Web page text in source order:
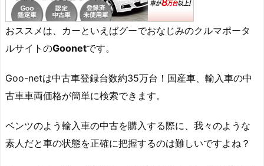
おススメは、カーといえばグーでおなじみのクルマポータ
ルサイトのGoonetです。
Goo-netは中古車登録台数約35万台！国産車、輸入車の中
古車車両価格が簡単に検索できます。
ベンツのよう輸入車の中古を購入する際に、我々のような
素人だと車の状態を正確に把握するのは難しいですよね？